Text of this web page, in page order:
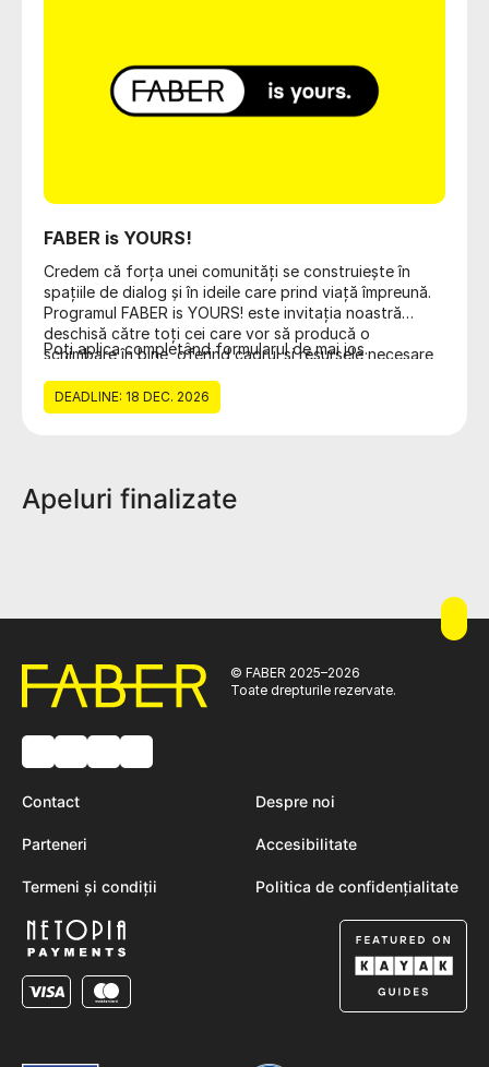
FABER is YOURS!
Credem că forța unei comunități se construiește în
spațiile de dialog și în ideile care prind viață împreună.
Programul FABER is YOURS! este invitația noastră
deschisă către toți cei care vor să producă o
schimbare în bine, oferind cadrul și resursele necesare
să devină realitate.
Poți aplica completând formularul de mai jos.
DEADLINE: 18 DEC. 2026
Apeluri finalizate
© FABER 2025–2026
Toate drepturile rezervate.
Contact Despre noi
Parteneri Accesibilitate
Termeni și condiții Politica de confidențialitate